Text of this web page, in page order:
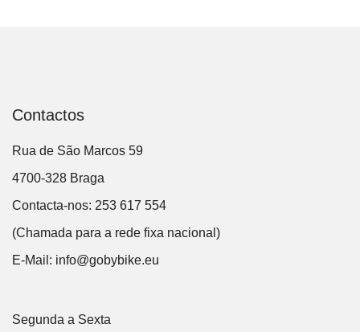
Contactos
Rua de São Marcos 59
4700-328 Braga
Contacta-nos: 253 617 554
(Chamada para a rede fixa nacional)
E-Mail: info@gobybike.eu
Segunda a Sexta